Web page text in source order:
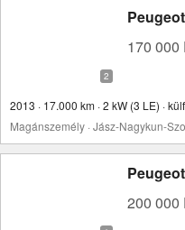
170 000
2013 · 17.000 km · 2 kW (3 LE) ·
Magánszemély · Jász-Nagykun-
200 000